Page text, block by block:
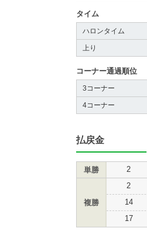
タイム
ハロンタイム
上り
コーナー通過順位
3コーナー
4コーナー
払戻金
単勝 2
複勝
2
14
17